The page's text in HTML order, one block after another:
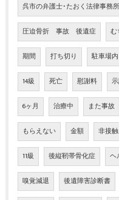
呉市の弁護士･たおく法律事務
圧迫骨折 事故 後遺症
期間 打ち切り 駐車場内
14級 死亡 慰謝料
6ヶ月 治療中 また事故
もらえない 金額 非接触
11級 後縦靭帯骨化症 ヘ
嗅覚減退 後遺障害診断書